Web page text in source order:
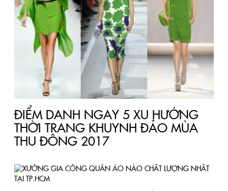
ĐIỂM DANH NGAY 5 XU HƯỚNG
THỜI TRANG KHUYNH ĐẢO MÙA
THU ĐÔNG 2017